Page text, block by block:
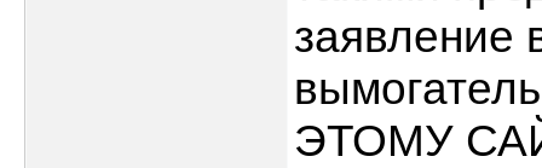
заявление
ЭТОМУ